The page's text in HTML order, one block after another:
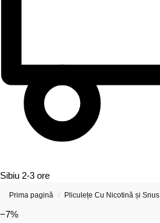
Sibiu 2-3 ore
Prima pagină / Pliculețe Cu Nicotină și Snus
−7%